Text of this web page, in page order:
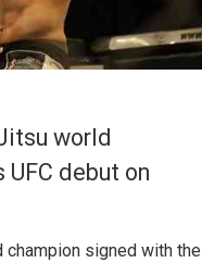
world
UFC debut on
signed with the